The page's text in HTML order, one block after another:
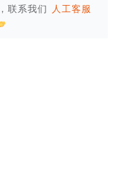
联系我们 人工客服